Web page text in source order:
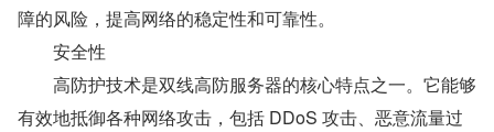
障的风险，提高网络的稳定性和可靠性。
安全性
高防护技术是双线高防服务器的核心特点之一。它能够
有效地抵御各种网络攻击，包括 DDoS 攻击、恶意流量过